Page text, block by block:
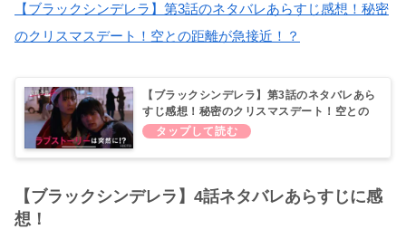
【ブラックシンデレラ】第3話のネタバレあらすじ感想！秘密
のクリスマスデート！空との距離が急接近！？
【ブラックシンデレラ】第3話のネタバレあら
すじ感想！秘密のクリスマスデート！空との
距離が急接近！？
【ブラックシンデレラ】4話ネタバレあらすじに感
想！